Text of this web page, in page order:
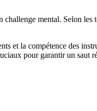
mental. Selon les
et la compétence des
pour garantir un saut